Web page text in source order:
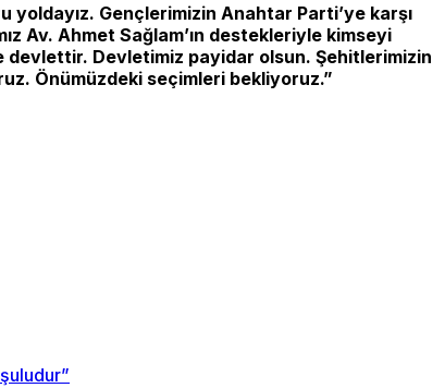
Gençlerimizin Anahtar Parti’ye karşı
Av. Ahmet Sağlam’ın destekleriyle kimseyi
devlettir. Devletimiz payidar olsun. Şehitlerimizin
Önümüzdeki seçimleri bekliyoruz.”